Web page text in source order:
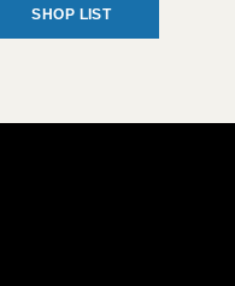
SHOP LIST